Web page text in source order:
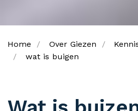
Home Over Giezen
wat is buigen